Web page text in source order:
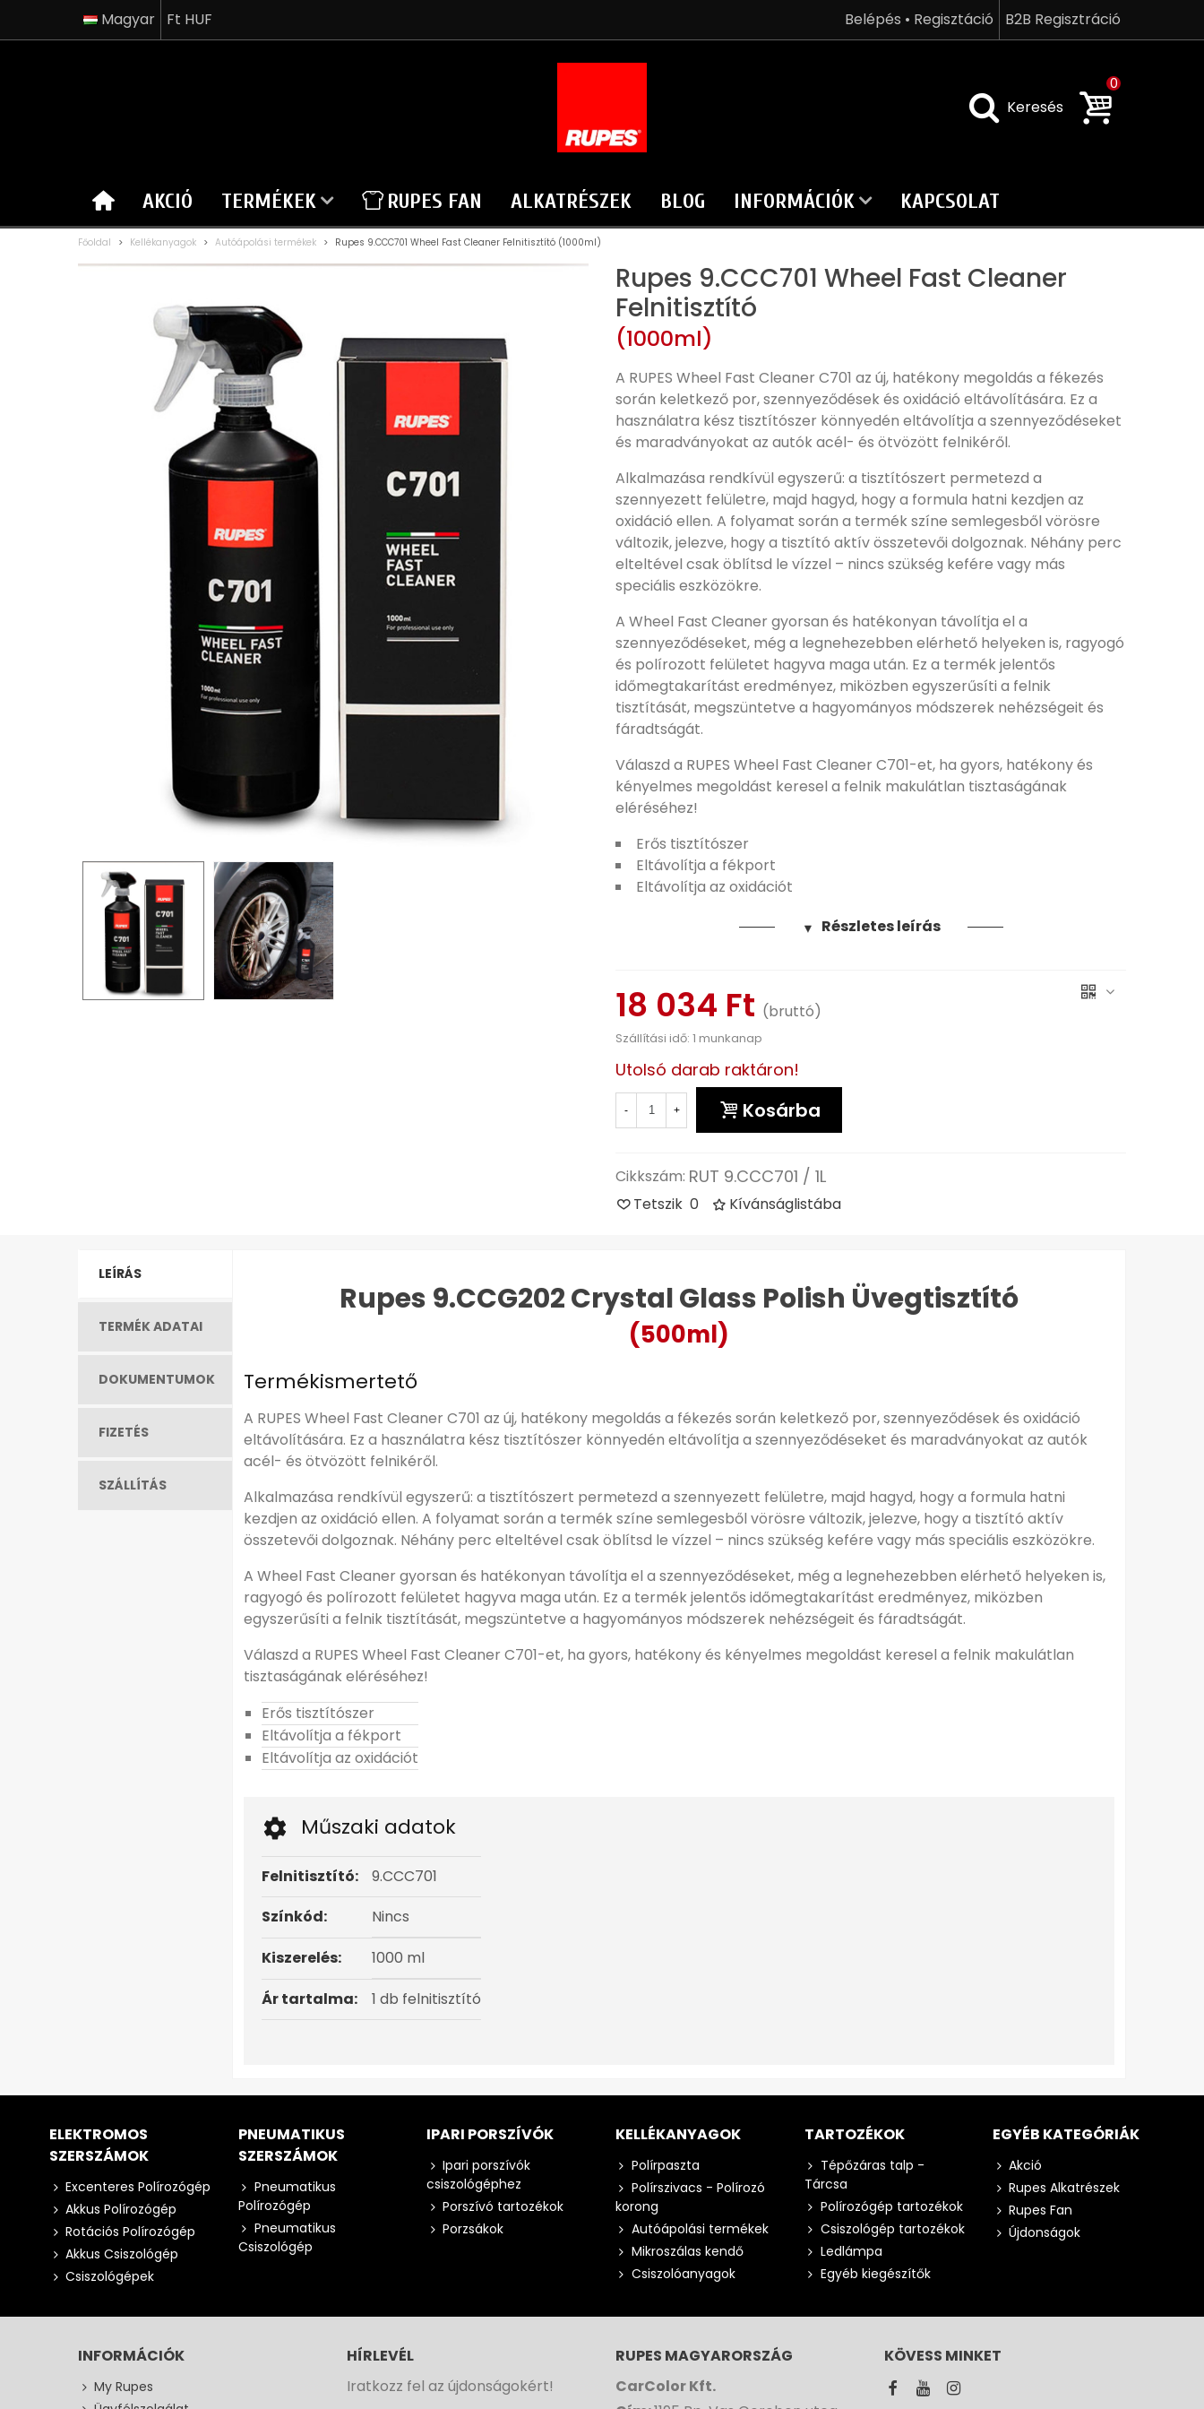
Magyar Ft HUF Belépés • Regisztáció B2B Regisztráció
Keresés
0
AKCIÓ TERMÉKEK RUPES FAN ALKATRÉSZEK BLOG INFORMÁCIÓK KAPCSOLAT
Főoldal > Kellékanyagok > Autóápolási termékek > Rupes 9.CCC701 Wheel Fast Cleaner Felnitisztító (1000ml)
Rupes 9.CCC701 Wheel Fast Cleaner
Felnitisztító
(1000ml)
A RUPES Wheel Fast Cleaner C701 az új, hatékony megoldás a fékezés
során keletkező por, szennyeződések és oxidáció eltávolítására. Ez a
használatra kész tisztítószer könnyedén eltávolítja a szennyeződéseket
és maradványokat az autók acél- és ötvözött felnikéről.
Alkalmazása rendkívül egyszerű: a tisztítószert permetezd a
szennyezett felületre, majd hagyd, hogy a formula hatni kezdjen az
oxidáció ellen. A folyamat során a termék színe semlegesből vörösre
változik, jelezve, hogy a tisztító aktív összetevői dolgoznak. Néhány perc
elteltével csak öblítsd le vízzel – nincs szükség kefére vagy más
speciális eszközökre.
A Wheel Fast Cleaner gyorsan és hatékonyan távolítja el a
szennyeződéseket, még a legnehezebben elérhető helyeken is, ragyogó
és polírozott felületet hagyva maga után. Ez a termék jelentős
időmegtakarítást eredményez, miközben egyszerűsíti a felnik
tisztítását, megszüntetve a hagyományos módszerek nehézségeit és
fáradtságát.
Válaszd a RUPES Wheel Fast Cleaner C701-et, ha gyors, hatékony és
kényelmes megoldást keresel a felnik makulátlan tisztaságának
eléréséhez!
Erős tisztítószer
Eltávolítja a fékport
Eltávolítja az oxidációt
▼ Részletes leírás
18 034 Ft (bruttó)
Szállítási idő: 1 munkanap
Utolsó darab raktáron!
- + Kosárba
Cikkszám: RUT 9.CCC701 / 1L
Tetszik 0 Kívánságlistába
LEÍRÁS
TERMÉK ADATAI
DOKUMENTUMOK
FIZETÉS
SZÁLLÍTÁS
Rupes 9.CCG202 Crystal Glass Polish Üvegtisztító
(500ml)
Termékismertető
A RUPES Wheel Fast Cleaner C701 az új, hatékony megoldás a fékezés során keletkező por, szennyeződések és oxidáció
eltávolítására. Ez a használatra kész tisztítószer könnyedén eltávolítja a szennyeződéseket és maradványokat az autók
acél- és ötvözött felnikéről.
Alkalmazása rendkívül egyszerű: a tisztítószert permetezd a szennyezett felületre, majd hagyd, hogy a formula hatni
kezdjen az oxidáció ellen. A folyamat során a termék színe semlegesből vörösre változik, jelezve, hogy a tisztító aktív
összetevői dolgoznak. Néhány perc elteltével csak öblítsd le vízzel – nincs szükség kefére vagy más speciális eszközökre.
A Wheel Fast Cleaner gyorsan és hatékonyan távolítja el a szennyeződéseket, még a legnehezebben elérhető helyeken is,
ragyogó és polírozott felületet hagyva maga után. Ez a termék jelentős időmegtakarítást eredményez, miközben
egyszerűsíti a felnik tisztítását, megszüntetve a hagyományos módszerek nehézségeit és fáradtságát.
Válaszd a RUPES Wheel Fast Cleaner C701-et, ha gyors, hatékony és kényelmes megoldást keresel a felnik makulátlan
tisztaságának eléréséhez!
Erős tisztítószer
Eltávolítja a fékport
Eltávolítja az oxidációt
Műszaki adatok
Felnitisztító:
9.CCC701
Színkód:
Nincs
Kiszerelés:
1000 ml
Ár tartalma:
1 db felnitisztító
ELEKTROMOS
SZERSZÁMOK
Excenteres Polírozógép
Akkus Polírozógép
Rotációs Polírozógép
Akkus Csiszológép
Csiszológépek
PNEUMATIKUS
SZERSZÁMOK
Pneumatikus
Polírozógép
Pneumatikus
Csiszológép
IPARI PORSZÍVÓK
Ipari porszívók
csiszológéphez
Porszívó tartozékok
Porzsákok
KELLÉKANYAGOK
Polírpaszta
Polírszivacs - Polírozó
korong
Autóápolási termékek
Mikroszálas kendő
Csiszolóanyagok
TARTOZÉKOK
Tépőzáras talp -
Tárcsa
Polírozógép tartozékok
Csiszológép tartozékok
Ledlámpa
Egyéb kiegészítők
EGYÉB KATEGÓRIÁK
Akció
Rupes Alkatrészek
Rupes Fan
Újdonságok
INFORMÁCIÓK
My Rupes
HÍRLEVÉL
Iratkozz fel az újdonságokért!
RUPES MAGYARORSZÁG
CarColor Kft.
KÖVESS MINKET